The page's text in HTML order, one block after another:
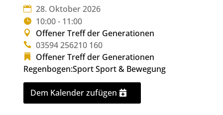
28. Oktober 2026
10:00 - 11:00
Offener Treff der Generationen
03594 256210 160
Offener Treff der Generationen
Regenbogen:SportSport & Bewegung
Dem Kalender zufügen